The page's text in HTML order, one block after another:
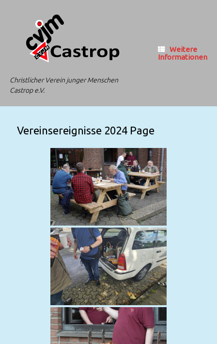
Christlicher Verein junger Menschen
Castrop e.V.
Weitere
Informationen
Vereinsereignisse 2024 Page